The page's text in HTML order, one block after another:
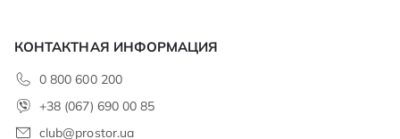
КОНТАКТНАЯ ИНФОРМАЦИЯ
0 800 600 200
+38 (067) 690 00 85
club@prostor.ua